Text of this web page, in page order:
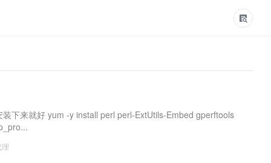
下来就好 yum -y install perl perl-ExtUtils-Embed gperftools